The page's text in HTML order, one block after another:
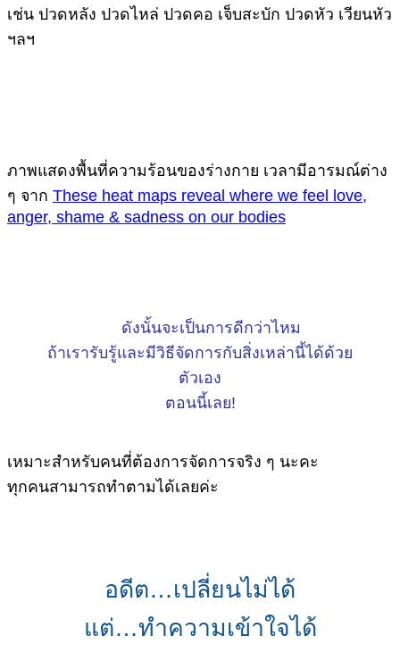
เช่น ปวดหลัง ปวดไหล่ ปวดคอ เจ็บสะบัก ปวดหัว เวียนหัว
ฯลฯ
ภาพแสดงพื้นที่ความร้อนของร่างกาย เวลามีอารมณ์ต่าง
ๆ จาก These heat maps reveal where we feel love,
anger, shame & sadness on our bodies
ดังนั้นจะเป็นการดีกว่าไหม
ถ้าเรารับรู้และมีวิธีจัดการกับสิ่งเหล่านี้ได้ด้วย
ตัวเอง
ตอนนี้เลย!
เหมาะสำหรับคนที่ต้องการจัดการจริง ๆ นะคะ
ทุกคนสามารถทำตามได้เลยค่ะ
อดีต…เปลี่ยนไม่ได้
แต่…ทำความเข้าใจได้